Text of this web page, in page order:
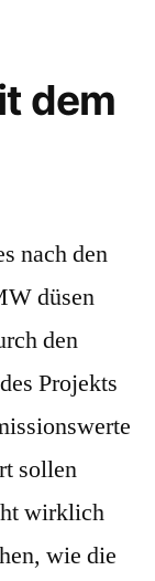
dem
nach den
düsen
den
Projekts
sollen
wirklich
wie die